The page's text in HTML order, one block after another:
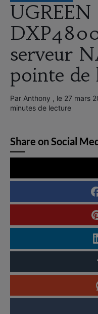
serveur
pointe de
Par Anthony , le 27 mars
minutes de lecture
Share on Social